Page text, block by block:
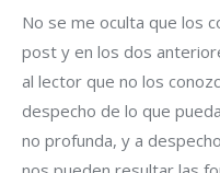
No se me oculta que los
post y en los dos
al lector que no los
despecho de lo que
no profunda, y a